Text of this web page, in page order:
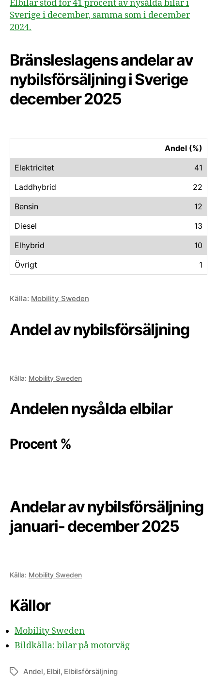
Elbilar stod för 41 procent av nysålda bilar i
Sverige i december, samma som i december
2024.
Bränsleslagens andelar av
nybilsförsäljning i Sverige
december 2025
Andel (%)
Elektricitet
41
Laddhybrid
22
Bensin
12
Diesel
13
Elhybrid
10
Övrigt
1
Källa: Mobility Sweden
Andel av nybilsförsäljning
Källa: Mobility Sweden
Andelen nysålda elbilar
Procent %
Andelar av nybilsförsäljning
januari- december 2025
Källa: Mobility Sweden
Källor
Mobility Sweden
Bildkälla: bilar på motorväg
Etiketter
Andel, Elbil, Elbilsförsäljning